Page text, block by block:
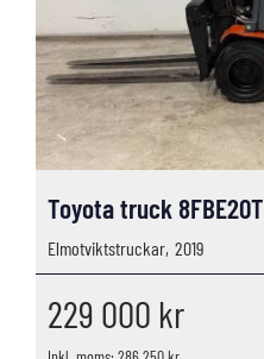
Toyota truck 8FBE20T
Elmotviktstruckar, 2019
229 000 kr